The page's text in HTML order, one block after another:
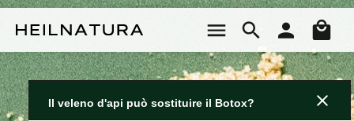
Il
Il veleno d'api può sostituire il Botox?